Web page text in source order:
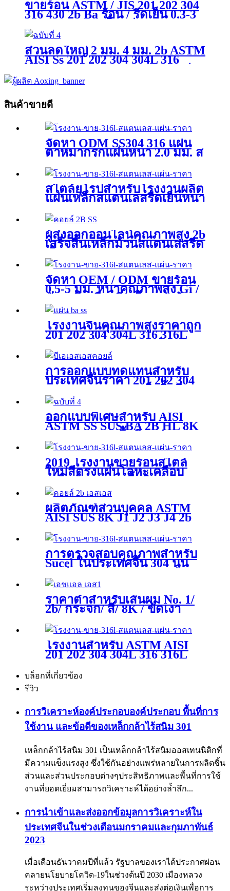
Gl / Gi / ขดลวดเหล็กคาร์บอน
ขายร้อน ASTM / JIS 201 202 304
316 430 2b Ba ร้อน / รีดเย็น 0.3-3
มม. Tisco Ss เหล็กแผ่นสแตนเลส /
แถบ / ม้วนสำหรับวัสดุก่อสร้าง
ส่วนลดใหญ่ 2 มม. 4 มม. 2b ASTM
AISI Ss 201 202 304 304L 316
เหล็กสแตนเลสที่ออกซิไดซ์ราคา
ต่อกิโลกรัม
สินค้าขายดี
จัดหา ODM SS304 316 แผ่น
ตาหมากรุกแผ่นหนา 2.0 มม. ส
แตนเลส 439 Aiya Seaworth
มาตรฐานบรรจุ 1 ตัน 100 ~
2000 มม. 8-14 วัน
สไตล์ยุโรปสำหรับโรงงานผลิต
แผ่นเหล็กสแตนเลสรีดเย็นหนา
มม. แผ่นสแตนเลส 304 304l
316 สำหรับอุตสาหกรรม
ผู้ส่งออกออนไลน์คุณภาพสูง 2b
เสร็จสิ้นเหล็กม้วนสแตนเลสรีด
เย็น (เกรด 304 316 430 409L
410J2)
จัดหา OEM / ODM ขายร้อน
0.5-5 มม. หนาคุณภาพสูง Gi /
เหล็กชุบสังกะสีม้วน / แผ่น /
แผ่น / แถบ
โรงงานจีนคุณภาพสูงราคาถูก
201 202 304 304L 316 316L
จานคอนเทนเนอร์
การออกแบบทดแทนสำหรับ
ประเทศจีนราคา 201 202 304
ร้อน / รีดเย็น Tisco Ss Inox
เหล็กอลูมิเนียม / คาร์บอน /
สังกะสี / Gi ขดลวดสแตนเลส
สำหรับวัสดุก่อสร้าง
ออกแบบพิเศษสำหรับ AISI
ASTM SS SUS BA 2B HL 8K
202 430 321 316L 316 304 แผ่น
สแตนเลส
2019 โรงงานขายร้อนสไตล์
ใหม่สีตรงแผ่นโลหะเคลือบ
เหล็กม้วน Ppgi พื้นผิวย่น
ผลิตภัณฑ์ส่วนบุคคล ASTM
AISI SUS 8K J1 J2 J3 J4 2b
316L 405 409 410 430 เหล็ก
แผ่นรีดเย็นสแตนเลสขัดเงาสี
ดำม้วน / แถบ / ม้วน
การตรวจสอบคุณภาพสำหรับ
Sucel ในประเทศจีน 304 นูน
ลูกฟูกตกแต่ง 0.8 มม. ความ
หนาสีน้ำระลอกแผ่นสแตนเลส
ราคาต่ำสำหรับเส้นผม No. 1/
2b/ กระจก/ สี/ 8K / ขัดเงา
เลส
โรงงานสำหรับ ASTM AISI
201 202 304 304L 316 316L
เงาม้วนสแตนเลสรีดเย็น
สำเร็จรูปสำเร็จรูปสำหรับวัสดุ
บล็อกที่เกี่ยวข้อง
รีวิว
การวิเคราะห์องค์ประกอบองค์ประกอบ พื้นที่การ
ใช้งาน และข้อดีของเหล็กกล้าไร้สนิม 301
เหล็กกล้าไร้สนิม 301 เป็นเหล็กกล้าไร้สนิมออสเทนนิติกที่
มีความแข็งแรงสูง ซึ่งใช้กันอย่างแพร่หลายในการผลิตชิ้น
ส่วนและส่วนประกอบต่างๆประสิทธิภาพและพื้นที่การใช้
งานที่ยอดเยี่ยมสามารถวิเคราะห์ได้อย่างล้ำลึก...
การนำเข้าและส่งออกข้อมูลการวิเคราะห์ใน
ประเทศจีนในช่วงเดือนมกราคมและกุมภาพันธ์
2023
เมื่อเดือนธันวาคมปีที่แล้ว รัฐบาลของเราได้ประกาศผ่อน
คลายนโยบายโควิด-19ในช่วงต้นปี 2030 เมืองหลวง
ระหว่างประเทศเริ่มลงทุนของจีนและส่งต่อเงินเพื่อการ